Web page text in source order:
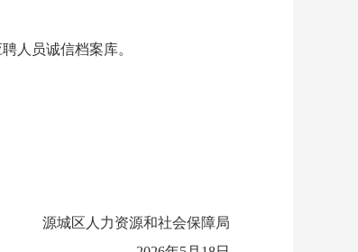
人员诚信档案库。
源城区人力资源和社会保障局